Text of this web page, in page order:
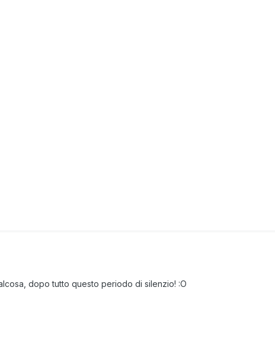
dopo tutto questo periodo di silenzio! :O